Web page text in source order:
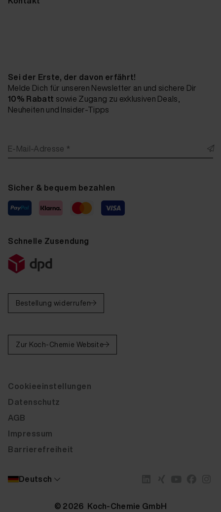
Sei der Erste, der davon erfährt!
Melde Dich für unseren Newsletter an und sichere Dir
10% Rabatt sowie Zugang zu exklusiven Deals,
Neuheiten und Insider-Tipps
E-Mail-Adresse *
Sicher & bequem bezahlen
Schnelle Zusendung
Bestellung widerrufen
Zur Koch-Chemie Website
Deutsch
© 2026 Koch-Chemie GmbH
Cookieeinstellungen
Datenschutz
AGB
Impressum
Barrierefreiheit